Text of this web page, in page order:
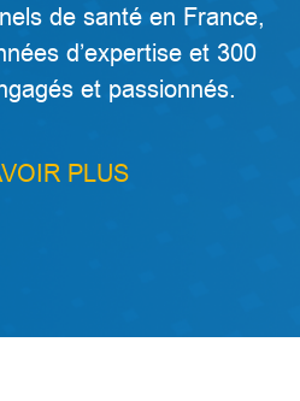
de santé en France,
d’expertise et 300
et passionnés.
PLUS